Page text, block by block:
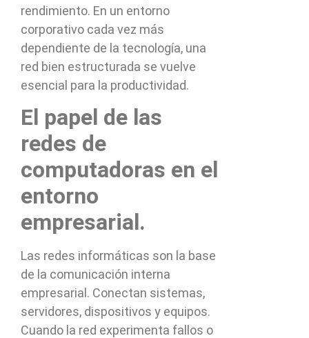
rendimiento. En un entorno
corporativo cada vez más
dependiente de la tecnología, una
red bien estructurada se vuelve
esencial para la productividad.
El papel de las
redes de
computadoras en el
entorno
empresarial.
Las redes informáticas son la base
de la comunicación interna
empresarial. Conectan sistemas,
servidores, dispositivos y equipos.
Cuando la red experimenta fallos o